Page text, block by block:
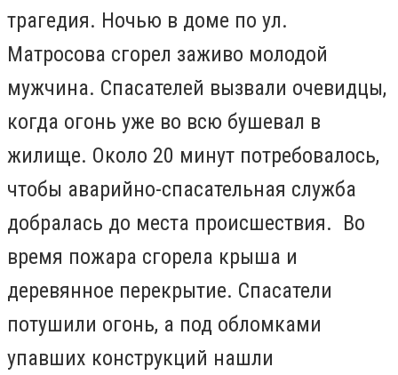
трагедия. Ночью в доме по ул.
Матросова сгорел заживо молодой
мужчина. Спасателей вызвали очевидцы,
когда огонь уже во всю бушевал в
жилище. Около 20 минут потребовалось,
чтобы аварийно-спасательная служба
добралась до места происшествия. Во
время пожара сгорела крыша и
деревянное перекрытие. Спасатели
потушили огонь, а под обломками
упавших конструкций нашли